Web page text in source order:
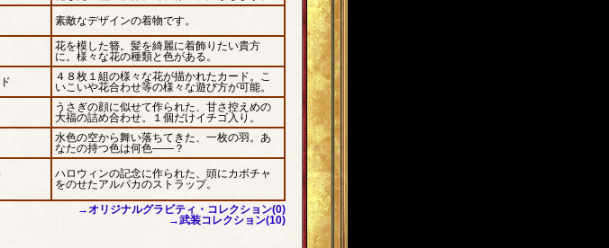
素敵なデザインの着物です。
花を模した簪。髪を綺麗に着飾りたい貴方
に。様々な花の種類と色がある。
４８枚１組の様々な花が描かれたカード。こ
いこいや花合わせ等の様々な遊び方が可能。
うさぎの顔に似せて作られた、甘さ控えめの
大福の詰め合わせ。１個だけイチゴ入り。
水色の空から舞い落ちてきた、一枚の羽。あ
なたの持つ色は何色――？
ハロウィンの記念に作られた、頭にカボチャ
をのせたアルパカのストラップ。
→オリジナルグラビティ・コレクション(0)
→武装コレクション(10)